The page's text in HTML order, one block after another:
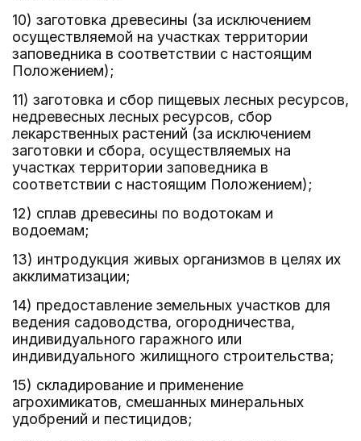
10) заготовка древесины (за исключением
осуществляемой на участках территории
заповедника в соответствии с настоящим
Положением);
11) заготовка и сбор пищевых лесных ресурсов,
недревесных лесных ресурсов, сбор
лекарственных растений (за исключением
заготовки и сбора, осуществляемых на
участках территории заповедника в
соответствии с настоящим Положением);
12) сплав древесины по водотокам и
водоемам;
13) интродукция живых организмов в целях их
акклиматизации;
14) предоставление земельных участков для
ведения садоводства, огородничества,
индивидуального гаражного или
индивидуального жилищного строительства;
15) складирование и применение
агрохимикатов, смешанных минеральных
удобрений и пестицидов;